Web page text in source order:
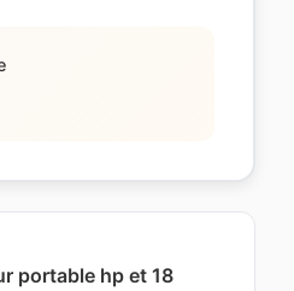
portable hp et 18